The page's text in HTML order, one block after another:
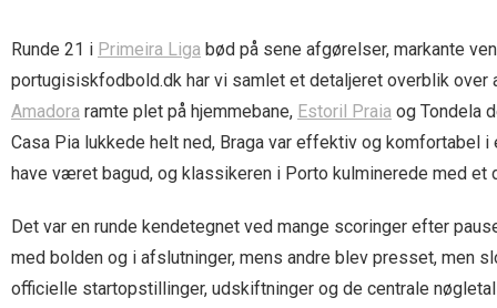
Runde 21 i Primeira Liga bød på sene afgørelser, markante
portugisiskfodbold.dk har vi samlet et detaljeret overblik
Amadora ramte plet på hjemmebane, Estoril Praia og Tondela
Casa Pia lukkede helt ned, Braga var effektiv og komfortabel
have været bagud, og klassikeren i Porto kulminerede med
Det var en runde kendetegnet ved mange scoringer efter
med bolden og i afslutninger, mens andre blev presset, men
officielle startopstillinger, udskiftninger og de centrale